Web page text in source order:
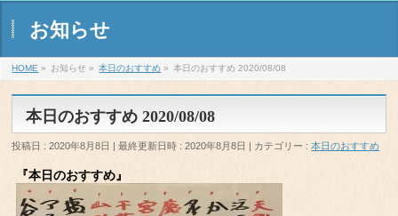
お知らせ
HOME » お知らせ » 本日のおすすめ » 本日のおすすめ 2020/08/08
本日のおすすめ 2020/08/08
投稿日 : 2020年8月8日 最終更新日時 : 2020年8月8日 カテゴリー :本日のおすすめ
『本日のおすすめ』